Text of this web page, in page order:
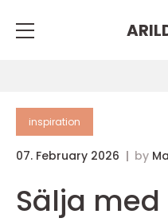
inspiration
07. February 2026 by
Sälja